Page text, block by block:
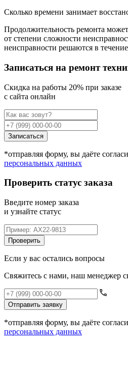
Сколько времени занимает
Продолжительность ремонта
от степени сложности
неисправности решаются в течение
Записаться на ремонт
Cкидка на работы 20% при заказе
с сайта онлайн
Записаться
*отправляя форму, вы даёте
персональных данных
Проверить статус заказа
Введите номер заказа
и узнайте статус
Проверить
Если у вас остались вопросы
Свяжитесь с нами, наш менеджер
Отправить заявку
*отправляя форму, вы даёте
персональных данных